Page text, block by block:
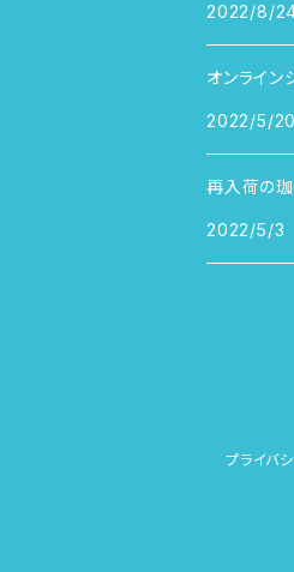
2022/8/
オンライン
2022/5/20
再入荷の珈
2022/5/3
プライバ